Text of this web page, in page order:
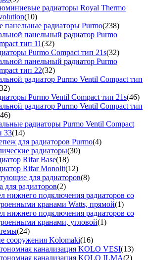
радиаторы Royal Thermo
(10)
панельные радиаторы Purmo(238)
панельный радиатор Purmo
тип 11(32)
Purmo Compact тип 21s(32)
панельный радиатор Purmo
тип 22(32)
радиатор Purmo Ventil Compact тип
Purmo Ventil Compact тип 21s(46)
радиатор Purmo Ventil Compact тип
радиаторы Purmo Ventil Compact
33(14)
для радиаторов Purmo(4)
радиаторы(30)
Rifar Base(18)
Rifar Monolit(12)
для радиаторов(8)
для радиаторов(2)
нижнего подключения радиаторов со
кранами Watts, прямой(1)
нижнего подключения радиаторов со
кранами, угловой(1)
(24)
сооружения Kolomaki(16)
канализация KOLO VESI(13)
канализация KOLO ILMA(2)